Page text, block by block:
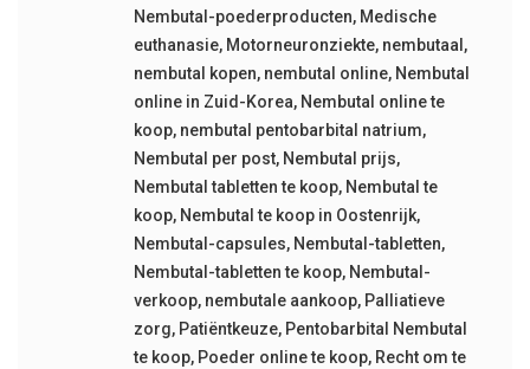
Nembutal-poederproducten, Medische
euthanasie, Motorneuronziekte, nembutaal ,
nembutal kopen, nembutal online, Nembutal
online in Zuid-Korea, Nembutal online te
koop, nembutal pentobarbital natrium,
Nembutal per post, Nembutal prijs,
Nembutal tabletten te koop, Nembutal te
koop, Nembutal te koop in Oostenrijk,
Nembutal-capsules, Nembutal-tabletten,
Nembutal-tabletten te koop, Nembutal-
verkoop, nembutale aankoop, Palliatieve
zorg, Patiëntkeuze, Pentobarbital Nembutal
te koop, Poeder online te koop, Recht om te